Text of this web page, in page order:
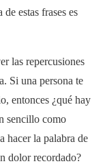
estas frases es
las repercusiones
Si una persona te
entonces ¿qué hay
sencillo como
hacer la palabra de
dolor recordado?